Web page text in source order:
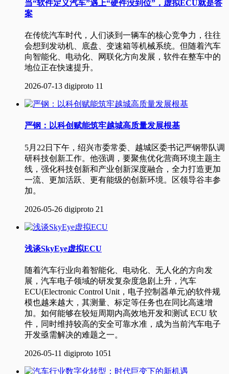
当“软件定义汽车”遇上“硬件没到位”，虚拟ECU就是答
案
在传统汽车时代，人们谈到一辆车的核心竞争力，往往
会想到发动机、底盘、变速箱等机械系统。但随着汽车
向智能化、电动化、网联化方向发展，软件在整车中的
地位正在快速提升。
2026-07-13 digiproto 11
严钢：以科创赋能筑牢越城高质量发展根基
5月22日下午，绍兴市委常委、越城区委书记严钢带队调
研科技创新工作。他强调，要聚焦优化营商环境主题主
线，强化科技创新和产业创新深度融合，全力打造更加
一流、更加活跃、更有能级的创新环境。区领导谷丰参
加。
2026-05-26 digiproto 21
浅谈SkyEye虚拟ECU
随着汽车行业向着智能化、电动化、无人化的方向发
展，汽车电子领域的研发复杂度急剧上升，汽车
ECU(Electronic Control Unit，电子控制器单元)的软件规
模也越来越大，其测量、标定等任务也在同比高速增
加。如何能够在较短周期内高效地开发和测试 ECU 软
件，同时维持较高的安全可靠水准，成为当前汽车电子
开发亟需解决的难题之一。
2026-05-11 digiproto 1051